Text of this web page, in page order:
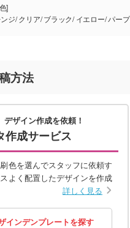
]
方法
デザイン作成を依頼！
作成サービス
色を選んでスタッフに依頼す
よく配置したデザインを作成
詳しく見る
インデンプレートを探す